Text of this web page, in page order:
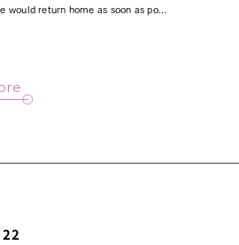
would return home as soon as po...